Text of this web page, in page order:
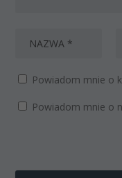
Powiadom mnie o
Powiadom mnie o